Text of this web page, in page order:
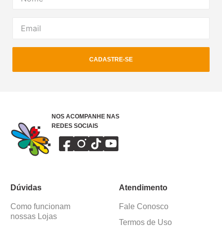
CADASTRE-SE
NOS ACOMPANHE NAS
REDES SOCIAIS
Dúvidas
Como funcionam
nossas Lojas
Atendimento
Fale Conosco
Termos de Uso